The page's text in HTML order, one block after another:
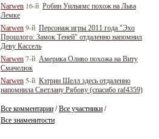
Narwen 16-й Робин Уильямс похож на Льва
Лемке
Narwen 9-й Персонаж игры 2011 года "Эхо
Прошлого: Замок Теней" отдаленно напомнил
Деву Кассель
Narwen 7-й Америка Оливо похожа на Виту
Смачелюк
Narwen 5-й Кэтрин Шелл здесь отдаленно
напомнила Светлану Рябову (спасибо raf4359)
Все комментарии /Все участники /
Все знаменитости